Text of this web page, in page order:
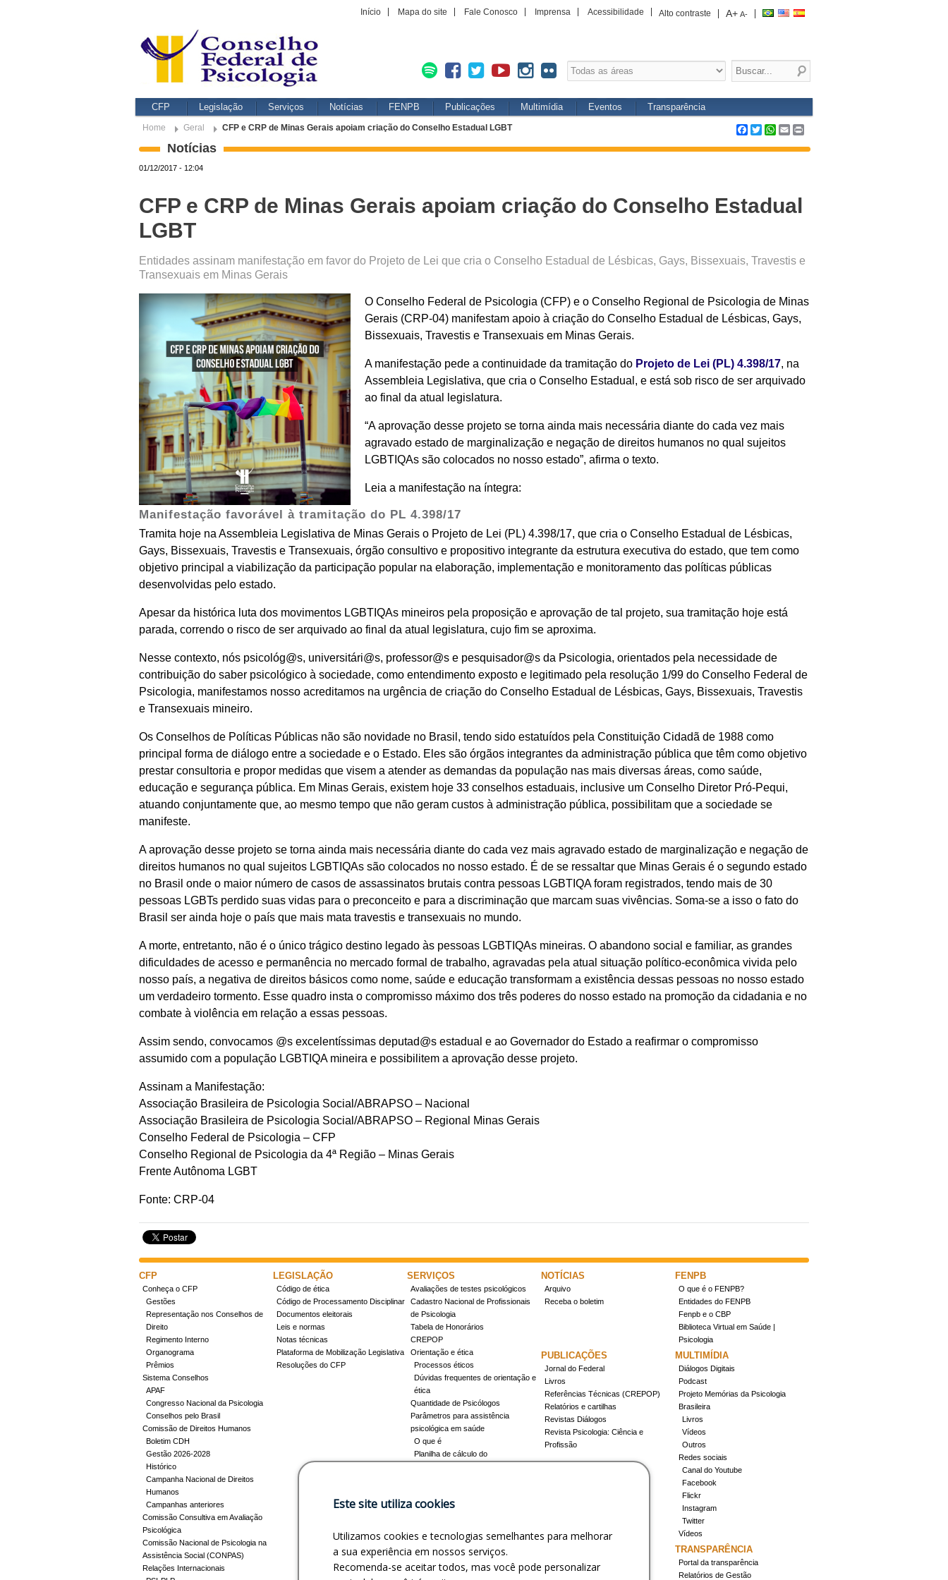
A+ A-
Alto contraste
Início Mapa do site Fale Conosco Imprensa Acessibilidade
CFP Legislação Serviços Notícias FENPB Publicações Multimídia Eventos Transparência
Home Geral CFP e CRP de Minas Gerais apoiam criação do Conselho Estadual LGBT Facebook
TwitterWhatsApp
Email
Notícias
01/12/2017 - 12:04
CFP e CRP de Minas Gerais apoiam criação do Conselho Estadual
LGBT
Entidades assinam manifestação em favor do Projeto de Lei que cria o Conselho Estadual de Lésbicas, Gays, Bissexuais, Travestis e
Transexuais em Minas Gerais
O Conselho Federal de Psicologia (CFP) e o Conselho Regional de Psicologia de Minas
Gerais (CRP-04) manifestam apoio à criação do Conselho Estadual de Lésbicas, Gays,
Bissexuais, Travestis e Transexuais em Minas Gerais.
A manifestação pede a continuidade da tramitação do Projeto de Lei (PL) 4.398/17, na
Assembleia Legislativa, que cria o Conselho Estadual, e está sob risco de ser arquivado
ao final da atual legislatura.
“A aprovação desse projeto se torna ainda mais necessária diante do cada vez mais
agravado estado de marginalização e negação de direitos humanos no qual sujeitos
LGBTIQAs são colocados no nosso estado”, afirma o texto.
Leia a manifestação na íntegra:
Manifestação favorável à tramitação do PL 4.398/17
Tramita hoje na Assembleia Legislativa de Minas Gerais o Projeto de Lei (PL) 4.398/17, que cria o Conselho Estadual de Lésbicas,
Gays, Bissexuais, Travestis e Transexuais, órgão consultivo e propositivo integrante da estrutura executiva do estado, que tem como
objetivo principal a viabilização da participação popular na elaboração, implementação e monitoramento das políticas públicas
desenvolvidas pelo estado.
Apesar da histórica luta dos movimentos LGBTIQAs mineiros pela proposição e aprovação de tal projeto, sua tramitação hoje está
parada, correndo o risco de ser arquivado ao final da atual legislatura, cujo fim se aproxima.
Nesse contexto, nós psicológ@s, universitári@s, professor@s e pesquisador@s da Psicologia, orientados pela necessidade de
contribuição do saber psicológico à sociedade, como entendimento exposto e legitimado pela resolução 1/99 do Conselho Federal de
Psicologia, manifestamos nosso acreditamos na urgência de criação do Conselho Estadual de Lésbicas, Gays, Bissexuais, Travestis
e Transexuais mineiro.
Os Conselhos de Políticas Públicas não são novidade no Brasil, tendo sido estatuídos pela Constituição Cidadã de 1988 como
principal forma de diálogo entre a sociedade e o Estado. Eles são órgãos integrantes da administração pública que têm como objetivo
prestar consultoria e propor medidas que visem a atender as demandas da população nas mais diversas áreas, como saúde,
educação e segurança pública. Em Minas Gerais, existem hoje 33 conselhos estaduais, inclusive um Conselho Diretor Pró-Pequi,
atuando conjuntamente que, ao mesmo tempo que não geram custos à administração pública, possibilitam que a sociedade se
manifeste.
A aprovação desse projeto se torna ainda mais necessária diante do cada vez mais agravado estado de marginalização e negação de
direitos humanos no qual sujeitos LGBTIQAs são colocados no nosso estado. É de se ressaltar que Minas Gerais é o segundo estado
no Brasil onde o maior número de casos de assassinatos brutais contra pessoas LGBTIQA foram registrados, tendo mais de 30
pessoas LGBTs perdido suas vidas para o preconceito e para a discriminação que marcam suas vivências. Soma-se a isso o fato do
Brasil ser ainda hoje o país que mais mata travestis e transexuais no mundo.
A morte, entretanto, não é o único trágico destino legado às pessoas LGBTIQAs mineiras. O abandono social e familiar, as grandes
dificuldades de acesso e permanência no mercado formal de trabalho, agravadas pela atual situação político-econômica vivida pelo
nosso país, a negativa de direitos básicos como nome, saúde e educação transformam a existência dessas pessoas no nosso estado
um verdadeiro tormento. Esse quadro insta o compromisso máximo dos três poderes do nosso estado na promoção da cidadania e no
combate à violência em relação a essas pessoas.
Assim sendo, convocamos @s excelentíssimas deputad@s estadual e ao Governador do Estado a reafirmar o compromisso
assumido com a população LGBTIQA mineira e possibilitem a aprovação desse projeto.
Assinam a Manifestação:
Associação Brasileira de Psicologia Social/ABRAPSO – Nacional
Associação Brasileira de Psicologia Social/ABRAPSO – Regional Minas Gerais
Conselho Federal de Psicologia – CFP
Conselho Regional de Psicologia da 4ª Região – Minas Gerais
Frente Autônoma LGBT
Fonte: CRP-04
CFP
Conheça o CFP
Gestões
Representação nos Conselhos de
Direito
Regimento Interno
Organograma
Prêmios
Sistema Conselhos
APAF
Congresso Nacional da Psicologia
Conselhos pelo Brasil
Comissão de Direitos Humanos
Boletim CDH
Gestão 2026-2028
Histórico
Campanha Nacional de Direitos
Humanos
Campanhas anteriores
Comissão Consultiva em Avaliação
Psicológica
Comissão Nacional de Psicologia na
Assistência Social (CONPAS)
Relações Internacionais
LEGISLAÇÃO
Código de ética
Código de Processamento Disciplinar
Documentos eleitorais
Leis e normas
Notas técnicas
Plataforma de Mobilização Legislativa
Resoluções do CFP
SERVIÇOS
Avaliações de testes psicológicos
Cadastro Nacional de Profissionais
de Psicologia
Tabela de Honorários
CREPOP
Orientação e ética
Processos éticos
Dúvidas frequentes de orientação e
ética
Quantidade de Psicólogos
Parâmetros para assistência
psicológica em saúde
O que é
Planilha de cálculo do
Registro de Especialista
Cursos credenciados
NOTÍCIAS
Arquivo
Receba o boletim
FENPB
O que é o FENPB?
Entidades do FENPB
Fenpb e o CBP
Biblioteca Virtual em Saúde |
Psicologia
PUBLICAÇÕES
Jornal do Federal
Livros
Referências Técnicas (CREPOP)
Relatórios e cartilhas
Revistas Diálogos
Revista Psicologia: Ciência e
Profissão
MULTIMÍDIA
Diálogos Digitais
Podcast
Projeto Memórias da Psicologia
Brasileira
Livros
Vídeos
Outros
Redes sociais
Canal do Youtube
Facebook
Flickr
Instagram
Twitter
Vídeos
Promovidos pelo CFP
Apoio e Patrocínio
TRANSPARÊNCIA
Portal da transparência
Relatórios de Gestão
Este site utiliza cookies
Utilizamos cookies e tecnologias semelhantes para melhorar
a sua experiência em nossos serviços.
Recomenda-se aceitar todos, mas você pode personalizar